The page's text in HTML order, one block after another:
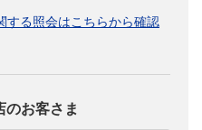
する照会はこちらから確認
のお客さま